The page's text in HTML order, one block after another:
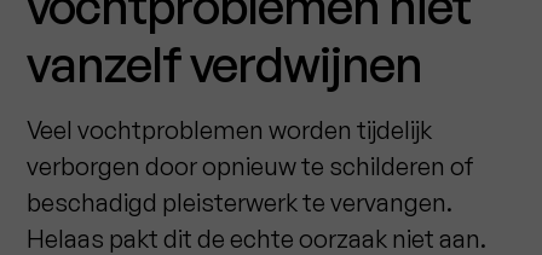
vanzelf verdwijnen
Veel vochtproblemen worden tijdelijk
verborgen door opnieuw te schilderen of
beschadigd pleisterwerk te vervangen.
Helaas pakt dit de echte oorzaak niet aan.